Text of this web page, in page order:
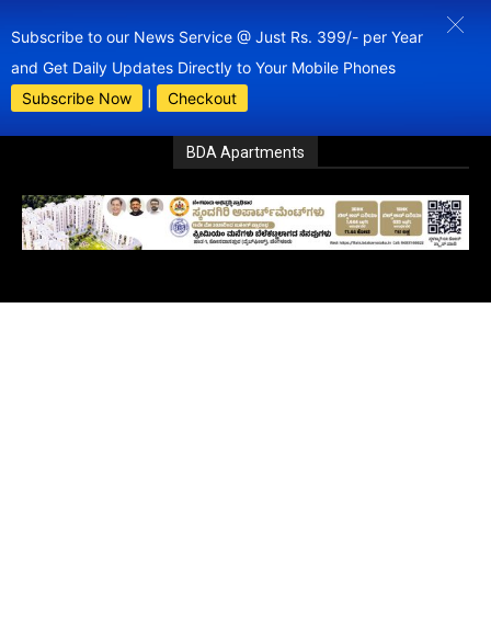
Subscribe to our News Service @ Just Rs. 399/- per Year
and Get Daily Updates Directly to Your Mobile Phones
Subscribe Now
Checkout
BDA Apartments